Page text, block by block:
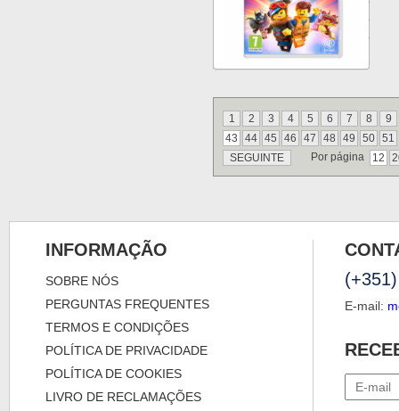
1 2 3 4 5 6 7 8
9
43
44 45 46 47 48 49 50 51
SEGUINTE
Por página 12
INFORMAÇÃO
SOBRE NÓS
PERGUNTAS FREQUENTES
TERMOS E CONDIÇÕES
POLÍTICA DE PRIVACIDADE
POLÍTICA DE COOKIES
LIVRO DE RECLAMAÇÕES
E-mail: